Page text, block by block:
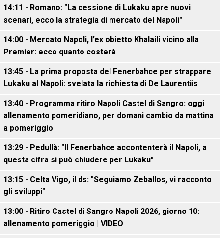
14:11 - Romano: "La cessione di Lukaku apre nuovi
scenari, ecco la strategia di mercato del Napoli"
14:00 - Mercato Napoli, l’ex obietto Khalaili vicino alla
Premier: ecco quanto costerà
13:45 - La prima proposta del Fenerbahce per strappare
Lukaku al Napoli: svelata la richiesta di De Laurentiis
13:40 - Programma ritiro Napoli Castel di Sangro: oggi
allenamento pomeridiano, per domani cambio da mattina
a pomeriggio
13:29 - Pedullà: "Il Fenerbahce accontenterà il Napoli, a
questa cifra si può chiudere per Lukaku"
13:15 - Celta Vigo, il ds: "Seguiamo Zeballos, vi racconto
gli sviluppi"
13:00 - Ritiro Castel di Sangro Napoli 2026, giorno 10:
allenamento pomeriggio | VIDEO